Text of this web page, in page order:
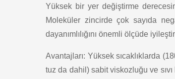
Yüksek bir yer değiştirme
Moleküler zincirde çok sayıda
dayanımlılığını önemli ölçüde
Avantajları: Yüksek sıcaklıklarda
tuz da dahil) sabit viskozluğu ve